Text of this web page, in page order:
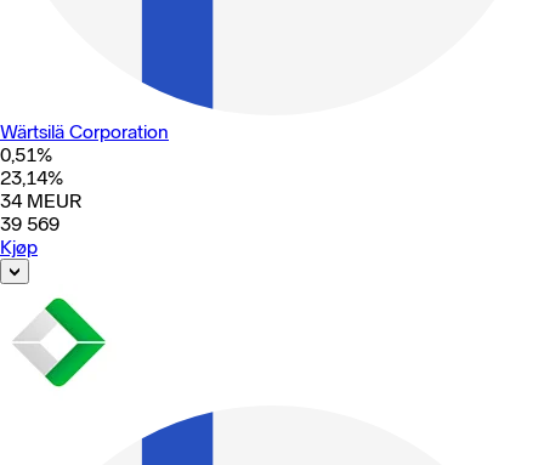
Wärtsilä Corporation
0,51%
23,14%
34 MEUR
39 569
Kjøp